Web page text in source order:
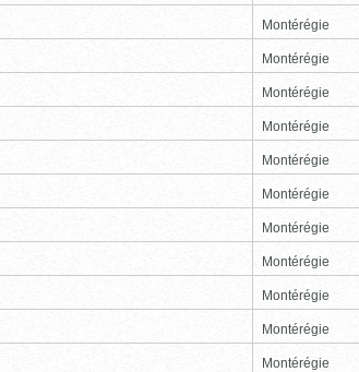
Montérégie
Montérégie
Montérégie
Montérégie
Montérégie
Montérégie
Montérégie
Montérégie
Montérégie
Montérégie
Montérégie